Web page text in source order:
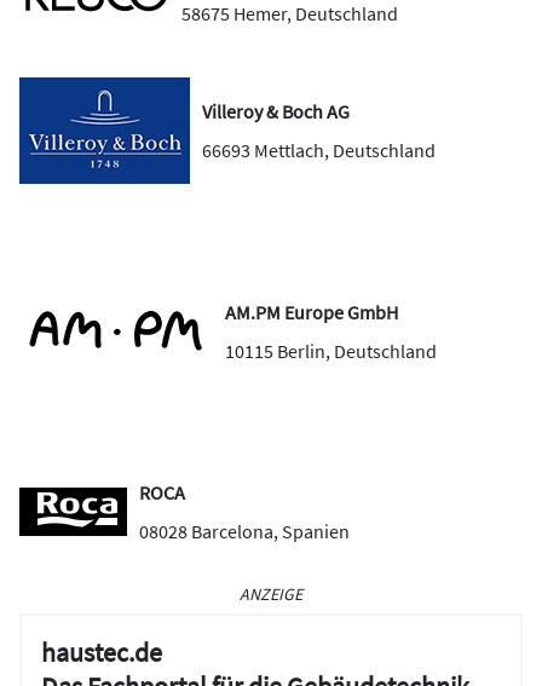
58675 Hemer, Deutschland
Villeroy & Boch AG
66693 Mettlach, Deutschland
AM.PM Europe GmbH
10115 Berlin, Deutschland
ROCA
08028 Barcelona, Spanien
ANZEIGE
haustec.de